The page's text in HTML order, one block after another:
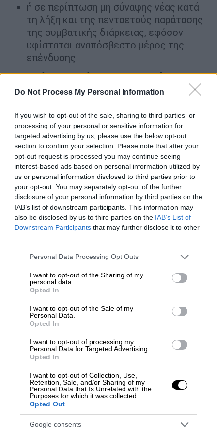
Do Not Process My Personal Information
If you wish to opt-out of the sale, sharing to third parties, or
processing of your personal or sensitive information for
targeted advertising by us, please use the below opt-out
section to confirm your selection. Please note that after your
opt-out request is processed you may continue seeing
interest-based ads based on personal information utilized by
us or personal information disclosed to third parties prior to
your opt-out. You may separately opt-out of the further
disclosure of your personal information by third parties on the
IAB’s list of downstream participants. This information may
also be disclosed by us to third parties on the IAB’s List of
Downstream Participants that may further disclose it to other
Please note that this website/app uses one or more Google
not limited to your visit or usage behaviour. You may click to
grant or deny consent to Google and its third-party tags to
use your data for below specified purposes in below Google
consent section.
Personal Data Processing Opt Outs
I want to opt-out of the Sharing of my
personal data.
Opted In
I want to opt-out of the Sale of my
Personal Data.
Opted In
I want to opt-out of processing my
Personal Data for Targeted Advertising.
Opted In
I want to opt-out of Collection, Use,
Retention, Sale, and/or Sharing of my
Personal Data that Is Unrelated with the
Purposes for which it was collected.
Opted Out
Google consents
ή σε περίπτωση μη σύναψης νέας κατά
τη λήξη και της πενταετούς παράτασης
της συμβατικής διάρκειας, εφόσον
υφίσταται αναπόσβεστο μέρος της
επένδυσης.
Επενδύσεις από το ...παρελθόν
Παράλληλα, όπως προκύπτει από το
επενδυτικό πλάνο τηςHellenic Train,
συνολικού ύψους 420 εκατομμυρίων ευρώ εκ
των οποίων τα 308 εκ. αφορούν την
προμήθεια των 23 νέων τρένων, σε αυτό
έχουν επανυπολογιστεί και οι δαπάνες για
την αγορά των πέντε πολυσυζητημένων
...Βελών ΕTR470, τα οποία προβλέπονταν
και στη σύμβαση του 2022 οπότε και
αποκτήθηκαν για να αντιμετωπίσουν όμως
σειρά προβλημάτων αμέσως μετά και πλέον
Το ποσό της επένδυσης γι΄αυτά ανέρχεται σε
58 εκ. ευρώ, ενώ προβλέπεται και επένδυση
για την ανάταξή τους έως το 2029 ύψους 19
εκ. ευρώ. Επιπλέον στη συνολική επένδυση
έχουν επανυπολογιστεί και τα 20 εκ. για την
ανάπτυξη πληροφοριακού συστήματος, το
έπρεπε να είναι ήδη έτοιμο από το τέλος
του 2024, αλλά το χρονοδιάγραμμά του
πλέον μετατίθεται για το τέλος του 2027,
δηλαδή τρία χρόνια αργότερα.